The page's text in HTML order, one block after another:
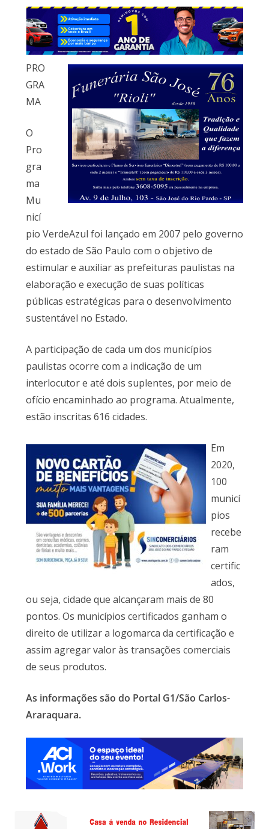
PRO
GRA
MA
O
Pro
gra
ma
Mu
nicí
pio VerdeAzul foi lançado em 2007 pelo governo
do estado de São Paulo com o objetivo de
estimular e auxiliar as prefeituras paulistas na
elaboração e execução de suas políticas
públicas estratégicas para o desenvolvimento
sustentável no Estado.
A participação de cada um dos municípios
paulistas ocorre com a indicação de um
interlocutor e até dois suplentes, por meio de
ofício encaminhado ao programa. Atualmente,
estão inscritas 616 cidades.
Em
2020,
100
municí
pios
recebe
ram
certific
ados,
ou seja, cidade que alcançaram mais de 80
pontos. Os municípios certificados ganham o
direito de utilizar a logomarca da certificação e
assim agregar valor às transações comerciais
de seus produtos.
As informações são do Portal G1/São Carlos-
Araraquara.